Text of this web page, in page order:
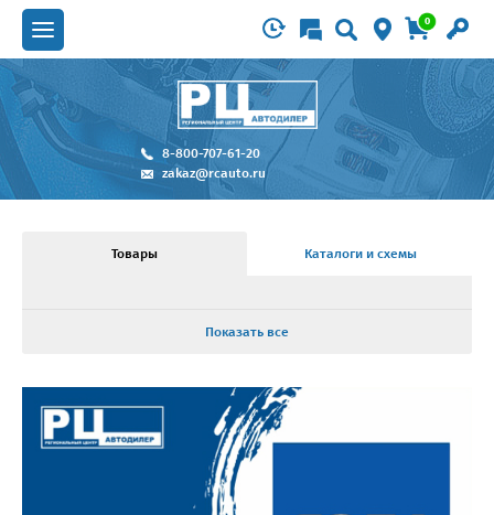
0
8-800-707-61-20
zakaz@rcauto.ru
Товары Каталоги и схемы
Показать все